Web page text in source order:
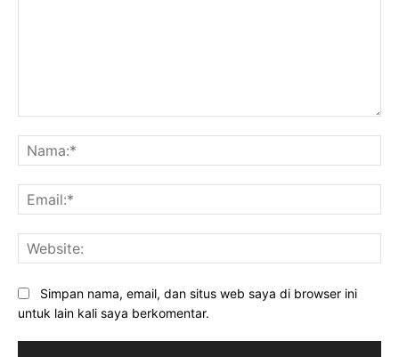
Simpan nama, email, dan situs web saya di browser ini
untuk lain kali saya berkomentar.